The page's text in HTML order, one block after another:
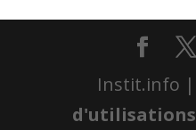
Instit.info |
d'utilisations